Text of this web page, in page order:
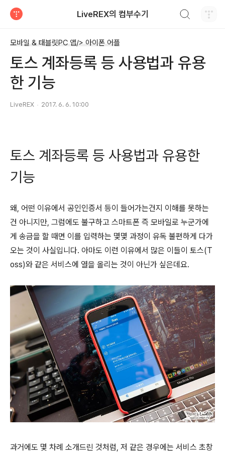
LiveREX의 컴부수기
모바일 & 태블릿PC 앱/> 아이폰 어플
토스 계좌등록 등 사용법과 유용
한 기능
LiveREX 2017. 6. 6. 10:00
토스 계좌등록 등 사용법과 유용한
기능
왜, 어떤 이유에서 공인인증서 등이 들어가는건지 이해를 못하는
건 아니지만, 그럼에도 불구하고 스마트폰 즉 모바일로 누군가에
게 송금을 할 때면 이를 입력하는 몇몇 과정이 유독 불편하게 다가
오는 것이 사실입니다. 아마도 이런 이유에서 많은 이들이 토스(T
oss)와 같은 서비스에 열을 올리는 것이 아닌가 싶은데요.
과거에도 몇 차례 소개드린 것처럼, 저 같은 경우에는 서비스 초창